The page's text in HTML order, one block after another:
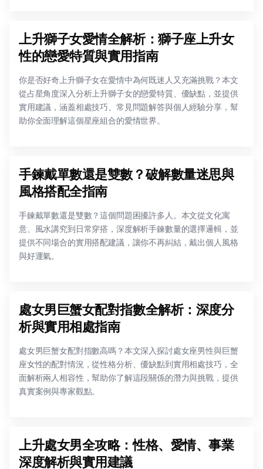
上升獅子女愛情全解析：獅子座上升女
性的戀愛特質與實用指南
你是否好奇上升獅子女在愛情中為何既迷人又充滿挑戰？本文
從占星角度深入分析上升獅子女的戀愛特質、優缺點，並提供
實用建議，涵蓋相處技巧、常見問題解答與個人經驗分享，幫
助你全面理解這個星座組合的愛情世界。
手鍊戴單數還是雙數？破解數量迷思與
風格搭配全指南
手鍊戴單數還是雙數？這個問題困擾許多人。本文從文化寓
意、風水講究到日常穿搭，深度解析手鍊數量的選擇邏輯，並
提供不同場合的實用搭配建議，讓你不再糾結，戴出個人風格
與好運氣。
處女男巨蟹女配對指數全解析：深度分
析與實用相處指南
處女男巨蟹女配對指數高嗎？本文深入探討處女座男性與巨蟹
座女性的配對情況，從性格分析、優缺點到實用相處技巧，全
面解析兩人相容性，幫助你了解這段關係的潛力與挑戰，提供
真實案例與專家觀點。
上升處女男全攻略：性格、愛情、事業
深度解析與實用建議